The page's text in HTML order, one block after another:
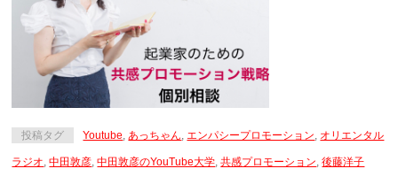
投稿タグ Youtube,あっちゃん,エンパシープロモーション, オリエンタル
ラジオ,中田敦彦,中田敦彦のYouTube大学,共感プロモーション,後藤洋子